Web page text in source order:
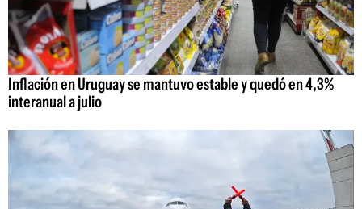
Inflación en Uruguay se mantuvo estable y quedó en 4,3%
interanual a julio